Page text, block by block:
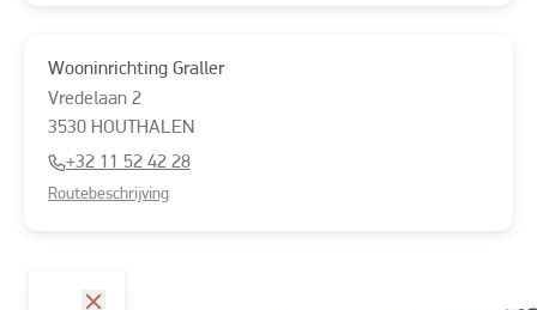
Wooninrichting Graller
Vredelaan 2
3530 HOUTHALEN
+32 11 52 42 28
Routebeschrijving
sluit